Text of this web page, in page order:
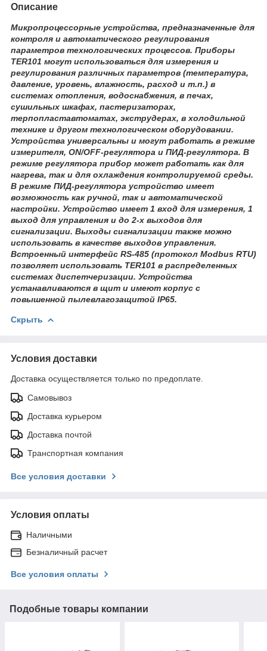
Описание
Микропроцессорные устройства, предназначенные для
контроля и автоматического регулирования
параметров технологических процессов. Приборы
TER101 могут использоваться для измерения и
регулирования различных параметров (температура,
давление, уровень, влажность, расход и т.п.) в
системах отопления, водоснабжения, в печах,
сушильных шкафах, пастеризаторах,
терпопластавтоматах, экструдерах, в холодильной
технике и другом технологическом оборудовании.
Устройства универсальны и могут работать в режиме
измерителя, ON/OFF-регулятора и ПИД-регулятора. В
режиме регулятора прибор может работать как для
нагрева, так и для охлаждения контролируемой среды.
В режиме ПИД-регулятора устройство имеет
возможность как ручной, так и автоматической
настройки. Устройство имеет 1 вход для измерения, 1
выход для управления и до 2-х выходов для
сигнализации. Выходы сигнализации также можно
использовать в качестве выходов управления.
Встроенный интерфейс RS-485 (протокол Modbus RTU)
позволяет использовать TER101 в распределенных
системах диспетчеризации. Устройства
устанавливаются в щит и имеют корпус с
повышенной пылевлагозащитой IP65.
Скрыть
Условия доставки
Доставка осуществляется только по предоплате.
Самовывоз
Доставка курьером
Доставка почтой
Транспортная компания
Все условия доставки
Условия оплаты
Наличными
Безналичный расчет
Все условия оплаты
Подобные товары компании